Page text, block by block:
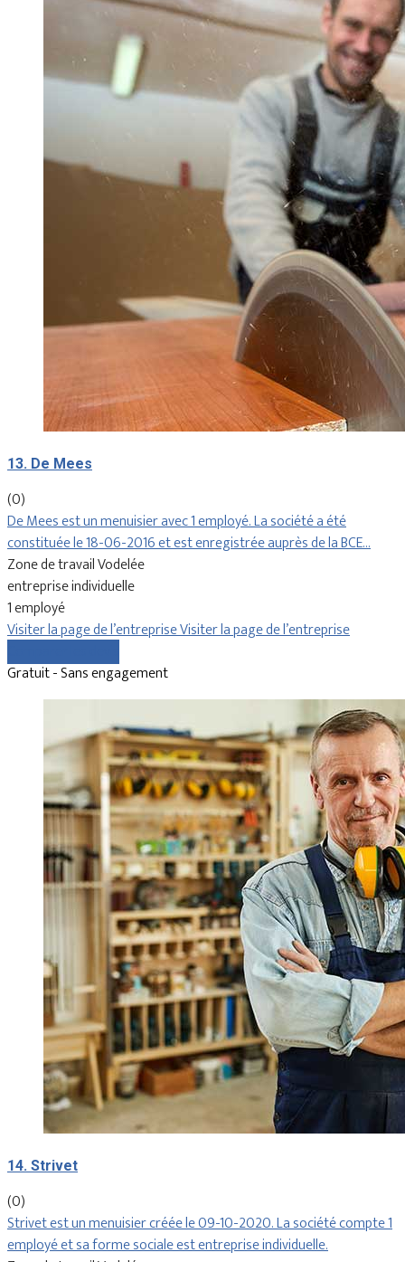
13. De Mees
(0)
De Mees est un menuisier avec 1 employé. La société a été
constituée le 18-06-2016 et est enregistrée auprès de la BCE…
Zone de travail Vodelée
entreprise individuelle
1 employé
Visiter la page de l’entrepriseVisiter la page de l’entreprise
Gratuit - Sans engagement
14. Strivet
(0)
Strivet est un menuisier créée le 09-10-2020. La société compte 1
employé et sa forme sociale est entreprise individuelle.